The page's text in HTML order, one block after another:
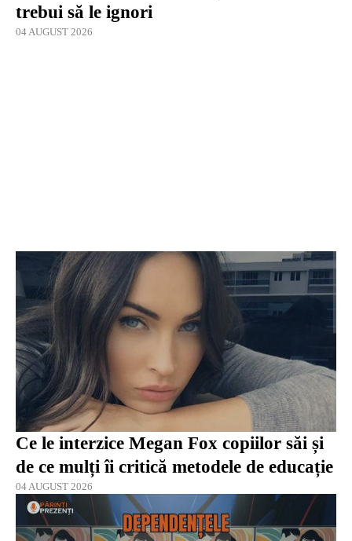
trebui să le ignori
04 AUGUST 2026
Ce le interzice Megan Fox copiilor săi și
de ce mulți îi critică metodele de educație
04 AUGUST 2026